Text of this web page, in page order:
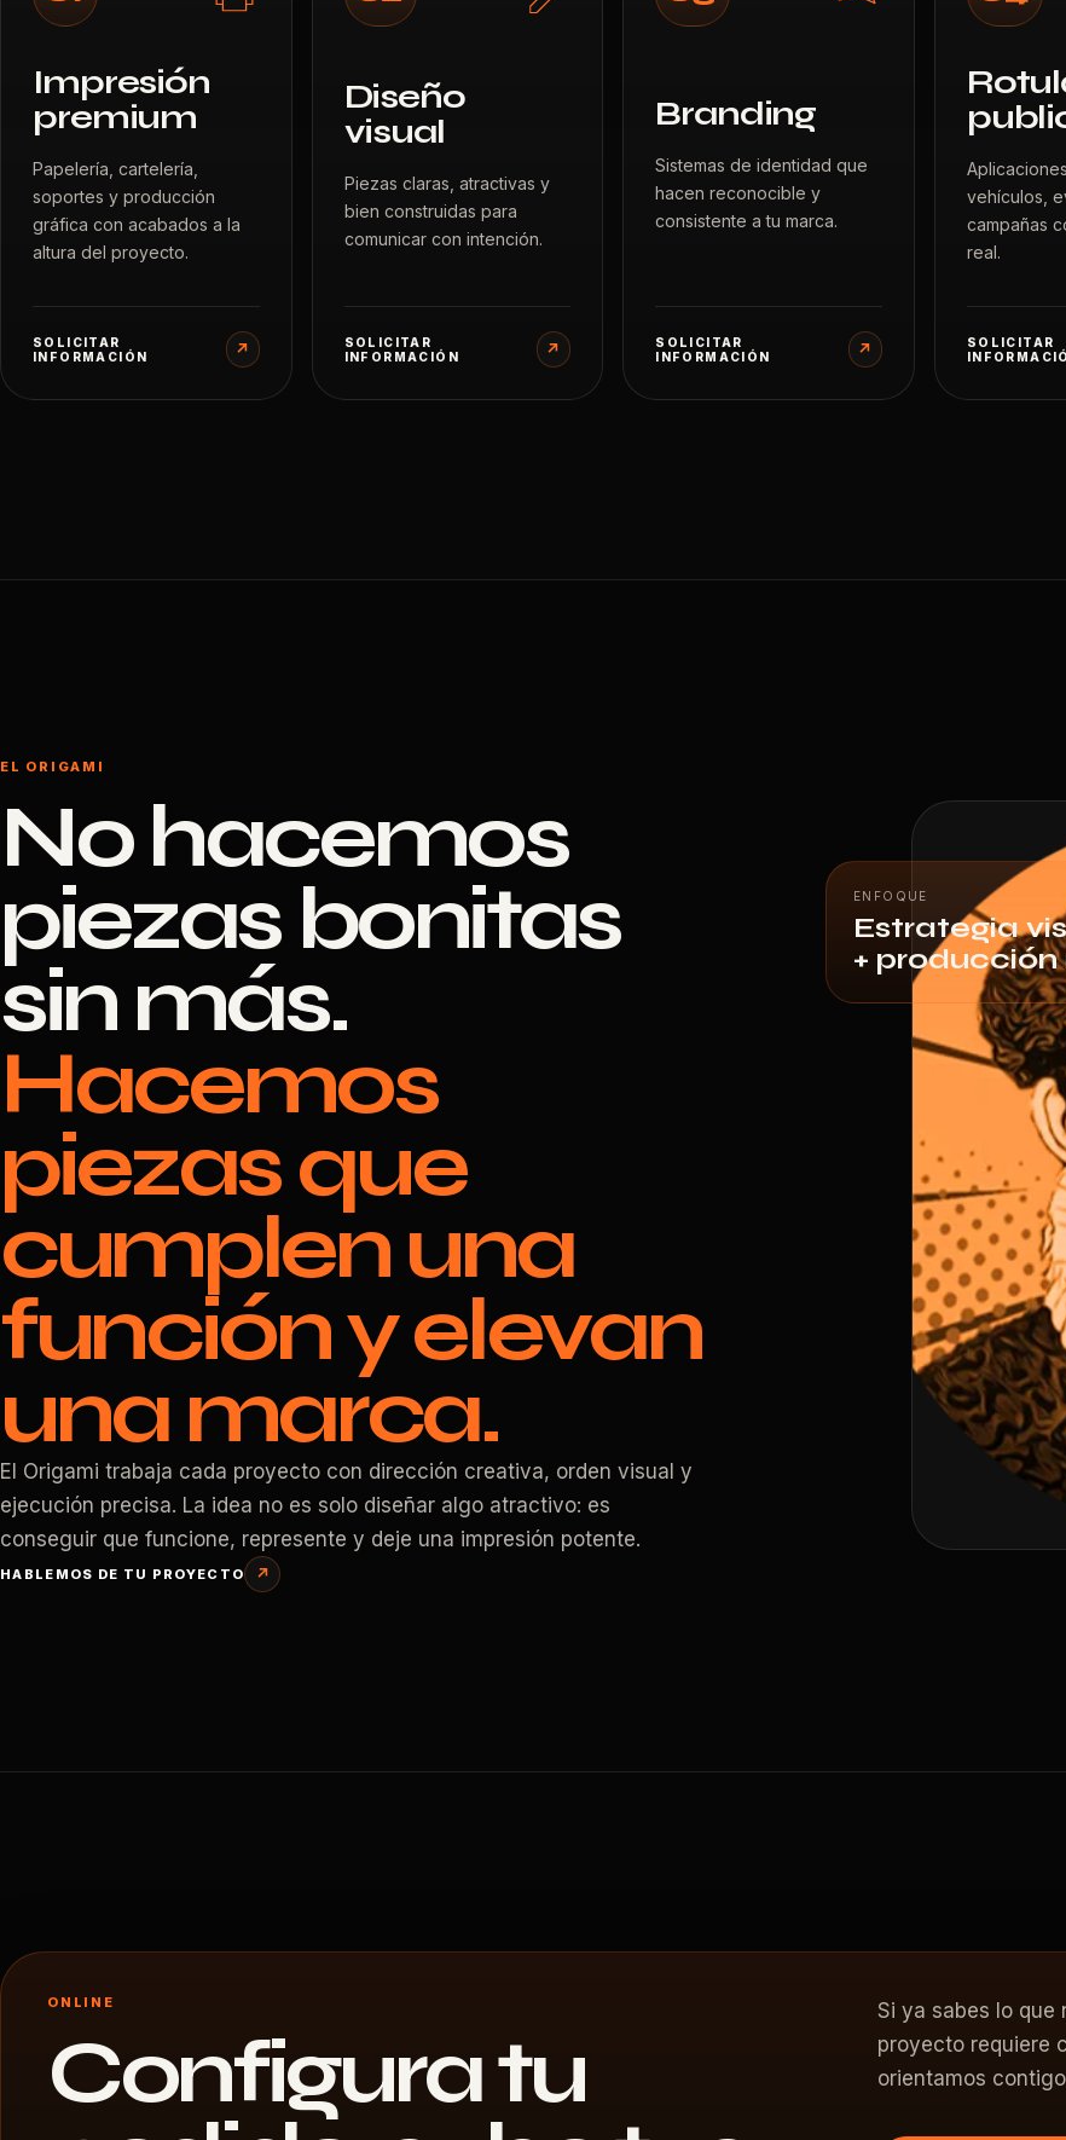
Impresión
premium
Papelería, cartelería,
soportes y producción
gráfica con acabados a la
altura del proyecto.
SOLICITAR
INFORMACIÓN
↗
Diseño
visual
Piezas claras, atractivas y
bien construidas para
comunicar con intención.
SOLICITAR
INFORMACIÓN
↗
Branding
Sistemas de identidad que
hacen reconocible y
consistente a tu marca.
SOLICITAR
INFORMACIÓN
↗
vehículos,
campañas
real.
SOLICITAR
EL ORIGAMI
No hacemos
piezas bonitas
sin más.
Hacemos
piezas que
cumplen una
función y elevan
una marca.
El Origami trabaja cada proyecto con dirección creativa, orden visual y
ejecución precisa. La idea no es solo diseñar algo atractivo: es
conseguir que funcione, represente y deje una impresión potente.
HABLEMOS DE TU PROYECTO ↗
ENFOQUE
Estrategia
+ producción
ONLINE
Configura tu
Si ya sabes lo que
proyecto requiere
orientamos